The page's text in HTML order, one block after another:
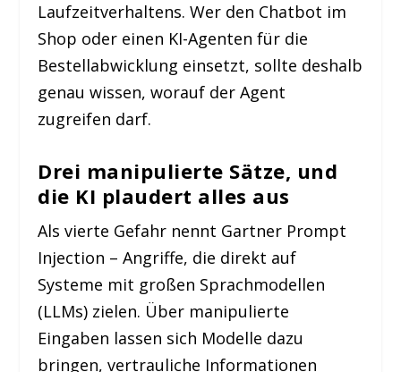
Laufzeitverhaltens. Wer den Chatbot im
Shop oder einen KI-Agenten für die
Bestellabwicklung einsetzt, sollte deshalb
genau wissen, worauf der Agent
zugreifen darf.
Drei manipulierte Sätze, und
die KI plaudert alles aus
Als vierte Gefahr nennt Gartner Prompt
Injection – Angriffe, die direkt auf
Systeme mit großen Sprachmodellen
(LLMs) zielen. Über manipulierte
Eingaben lassen sich Modelle dazu
bringen, vertrauliche Informationen